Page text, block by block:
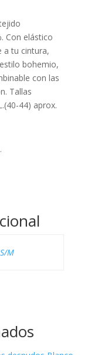
Con elástico
a tu cintura,
bohemio,
con las
Tallas
44) aprox.
S/M